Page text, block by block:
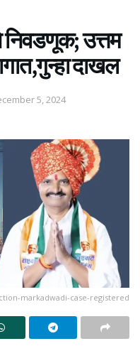
निवडणूक; उत्तम
दाखल
5, 2024
markadwadi-case-registered